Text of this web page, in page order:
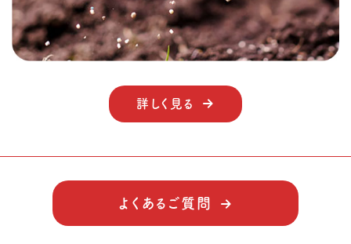
詳しく見る
よくあるご質問